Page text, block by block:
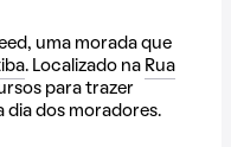
uma morada que
. Localizado na Rua
para trazer
dia dos moradores.